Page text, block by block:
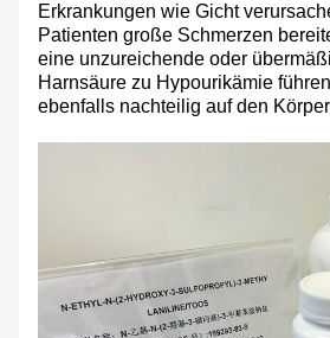
Erkrankungen wie Gicht
Patienten große Schmerzen
eine unzureichende oder
Harnsäure zu Hypourikämie
ebenfalls nachteilig auf den